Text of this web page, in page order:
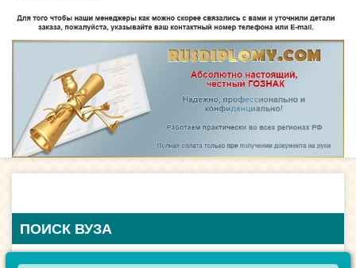
ПОИСК ВУЗА